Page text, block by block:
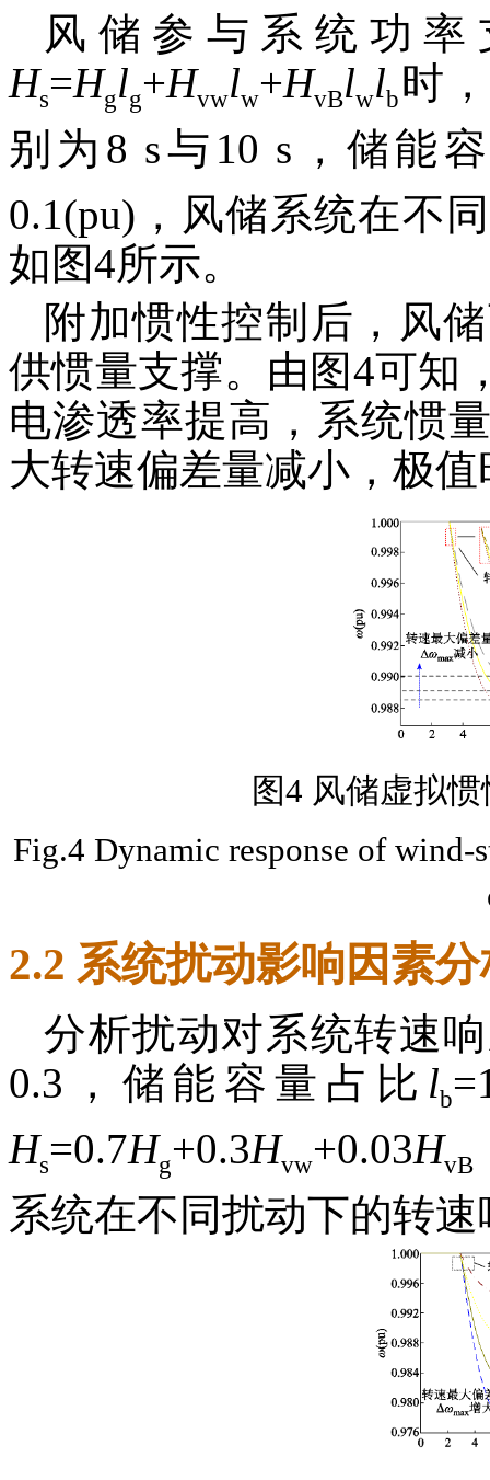
风储参与系统功
Hs=Hglg+Hvwlw+HvBlwlb时
别为8 s与10 s，储能
0.1(pu)，风储系统在不
如图4所示。
附加惯性控制后，风
供惯量支撑。由图4可知
电渗透率提高，系统惯
大转速偏差量减小，极值
图4 风储虚拟
Fig.4 Dynamic response of wind-
2.2 系统扰动影响因素
分析扰动对系统转速
0.3，储能容量占比 lb
Hs=0.7Hg+0.3Hvw+0.03HvB
系统在不同扰动下的转